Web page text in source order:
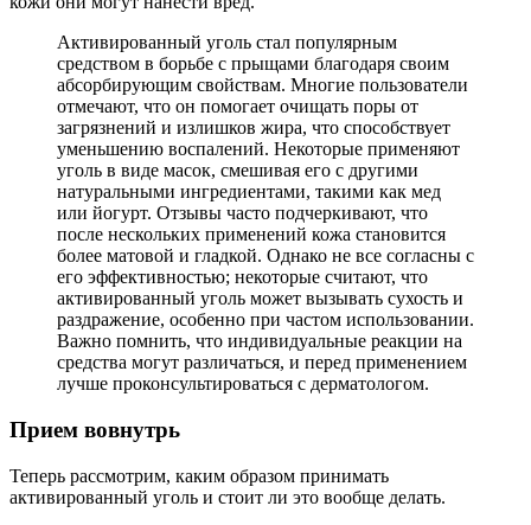
Активированный уголь стал популярным
средством в борьбе с прыщами благодаря своим
абсорбирующим свойствам. Многие пользователи
отмечают, что он помогает очищать поры от
загрязнений и излишков жира, что способствует
уменьшению воспалений. Некоторые применяют
уголь в виде масок, смешивая его с другими
натуральными ингредиентами, такими как мед
или йогурт. Отзывы часто подчеркивают, что
после нескольких применений кожа становится
более матовой и гладкой. Однако не все согласны с
его эффективностью; некоторые считают, что
активированный уголь может вызывать сухость и
раздражение, особенно при частом использовании.
Важно помнить, что индивидуальные реакции на
средства могут различаться, и перед применением
лучше проконсультироваться с дерматологом.
Прием вовнутрь
Теперь рассмотрим, каким образом принимать
активированный уголь и стоит ли это вообще делать.